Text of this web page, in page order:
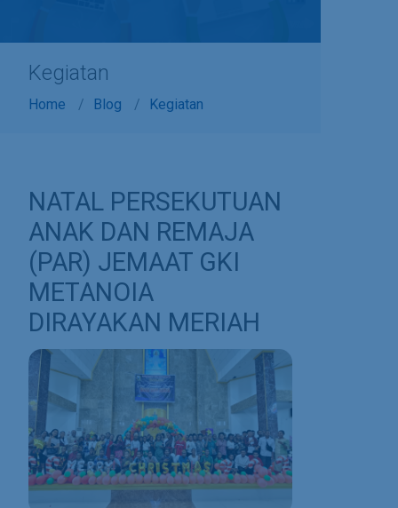
Kegiatan
Home Blog Kegiatan
NATAL PERSEKUTUAN
ANAK DAN REMAJA
(PAR) JEMAAT GKI
METANOIA
DIRAYAKAN MERIAH